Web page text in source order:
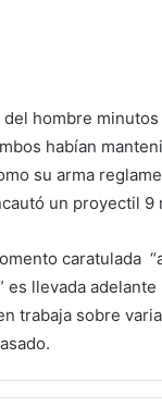
hombre
habían
su arma
un proyectil 9
caratulada
es llevada adelante
trabaja sobre